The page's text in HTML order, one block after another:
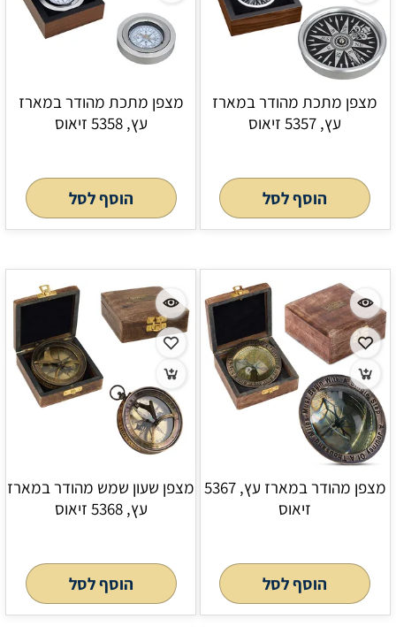
מצפן מתכת מהודר במארז
עץ, 5357 זיאוס
הוסף לסל
מצפן מתכת מהודר במארז
עץ, 5358 זיאוס
הוסף לסל
מצפן מהודר במארז עץ, 5367
זיאוס
הוסף לסל
מצפן שעון שמש מהודר במארז
עץ, 5368 זיאוס
הוסף לסל